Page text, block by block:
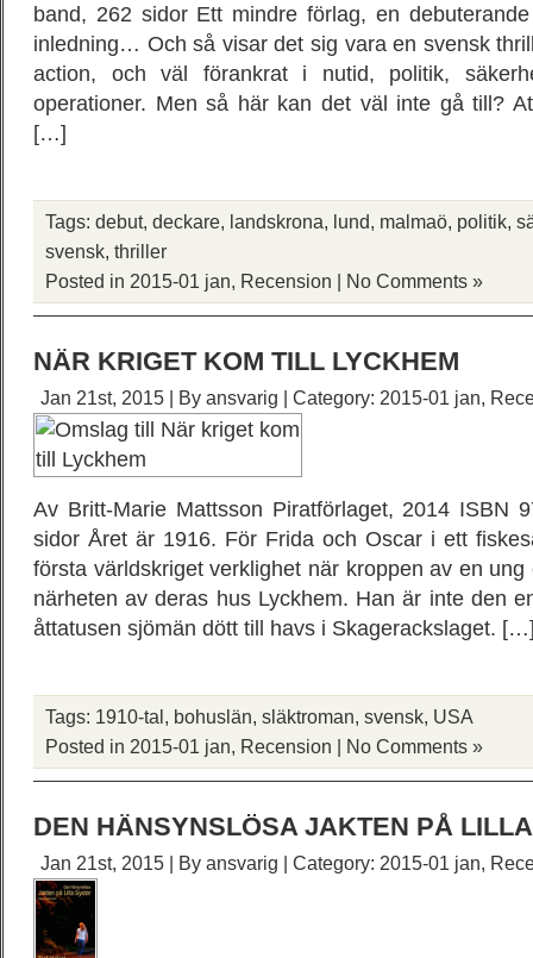
band, 262 sidor Ett mindre förlag, en
inledning… Och så visar det sig vara en svensk
action, och väl förankrat i nutid, politik,
operationer. Men så här kan det väl inte gå till?
[…]
Tags: debut, deckare landskrona lund malmaö politik
svensk thriller
Posted in 2015-01 jan Recension | No Comments »
NÄR KRIGET KOM TILL LYCKHEM
Jan 21st, 2015 | By ansvarig | Category: 2015-01 jan
Av Britt-Marie Mattsson Piratförlaget, 2014 ISBN
sidor Året är 1916. För Frida och Oscar i ett
första världskriget verklighet när kroppen av en
närheten av deras hus Lyckhem. Han är inte den
åttatusen sjömän dött till havs i Skagerackslaget.
Tags: 1910-tal bohuslän släktroman svensk USA
Posted in 2015-01 jan Recension | No Comments »
DEN HÄNSYNSLÖSA JAKTEN PÅ
Jan 21st, 2015 | By ansvarig | Category: 2015-01 jan